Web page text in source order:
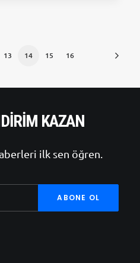
13 14 15 16
KAZAN
ilk sen öğren.